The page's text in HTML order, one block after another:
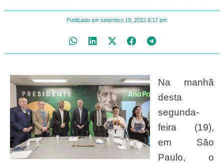
Publicado em setembro 19, 2022 8:17 pm
Na manhã
desta
segunda-
feira (19),
em São
Paulo, o